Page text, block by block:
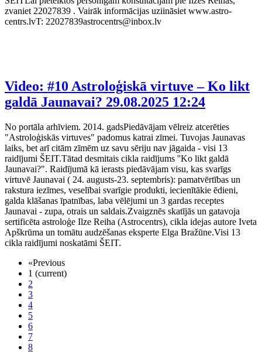
zvaniet 22027839 . Vairāk informācijas uziināsiet www.astro-
centrs.lvT: 22027839astrocentrs@inbox.lv
Video: #10 Astroloģiskā virtuve – Ko likt
galdā Jaunavai? 29.08.2025 12:24
No portāla arhīviem. 2014. gadsPiedāvājam vēlreiz atcerēties
"Astroloģiskās virtuves" padomus katrai zīmei. Tuvojas Jaunavas
laiks, bet arī citām zīmēm uz savu sēriju nav jāgaida - visi 13
raidījumi ŠEIT.Tātad desmitais cikla raidījums ''Ko likt galdā
Jaunavai?". Raidījumā kā ierasts piedāvājam visu, kas svarīgs
virtuvē Jaunavai ( 24. augusts-23. septembris): pamatvērtības un
rakstura iezīmes, veselībai svarīgie produkti, iecienītākie ēdieni,
galda klāšanas īpatnības, laba vēlējumi un 3 gardas receptes
Jaunavai - zupa, otrais un saldais.Zvaigznēs skatījās un gatavoja
sertificēta astroloģe Ilze Reiha (Astrocentrs), cikla idejas autore Iveta
Apškrūma un tomātu audzēšanas eksperte Elga Bražūne.Visi 13
cikla raidījumi noskatāmi ŠEIT.
«Previous
1 (current)
2
3
4
5
6
7
8